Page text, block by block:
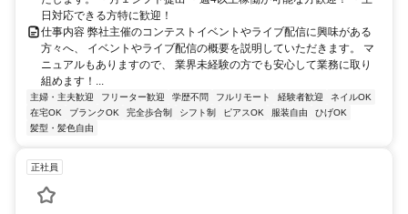
日対応できる方特に歓迎！
仕事内容 弊社主催のコンテストイベントやライブ配信に興味がある
方々へ、 イベントやライブ配信の概要を説明していただきます。 マ
ニュアルもありますので、 業界未経験の方でも安心して業務に取り
組めます！...
主婦・主夫歓迎 フリーター歓迎 学歴不問 フルリモート 経験者歓迎
ネイルOK
在宅OK
ブランクOK 完全歩合制 シフト制 ピアスOK 服装自由
ひげOK
髪型・髪色自由
正社員